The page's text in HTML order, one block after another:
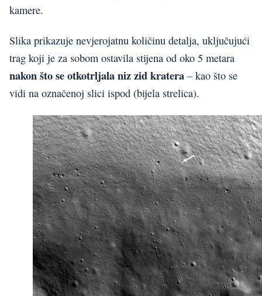
kamere.
Slika prikazuje nevjerojatnu količinu detalja, uključujući
trag koji je za sobom ostavila stijena od oko 5 metara
nakon što se otkotrljala niz zid kratera – kao što se
vidi na označenoj slici ispod (bijela strelica).